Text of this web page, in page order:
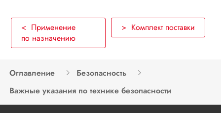
< Применение
по назначению
> Комплект поставки
Оглавление
Безопасность
Важные указания по технике безопасности